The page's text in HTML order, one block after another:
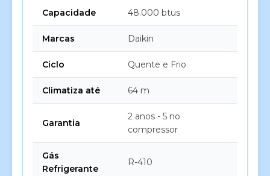
Capacidade 48.000 btus
Marcas Daikin
Ciclo Quente e Frio
Climatiza até 64 m
Garantia
2 anos - 5 no
compressor
Gás
Refrigerante
R-410